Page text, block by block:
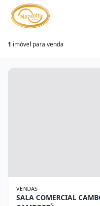
1 imóvel para venda
VENDAS
SALA COMERCIAL